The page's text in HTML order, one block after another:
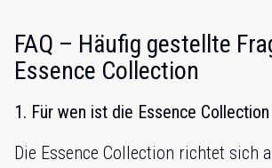
FAQ – Häufig gestellte
Essence Collection
1. Für wen ist die Essence
Die Essence Collection richtet sich